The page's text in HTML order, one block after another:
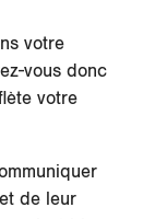
votre
vous donc
votre
de leur